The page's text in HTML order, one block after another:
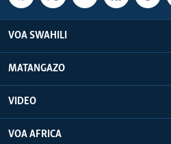
VOA SWAHILI
MATANGAZO
VIDEO
VOA AFRICA